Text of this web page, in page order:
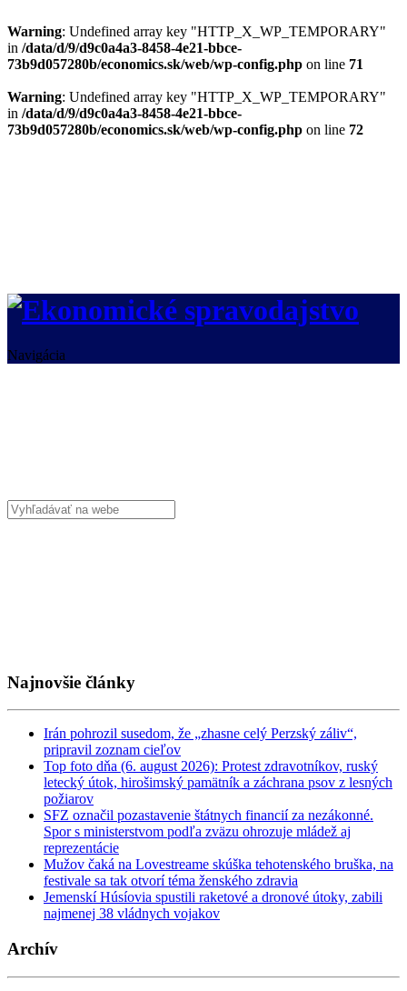
Warning: Undefined array key "HTTP_X_WP_TEMPORARY"
in /data/d/9/d9c0a4a3-8458-4e21-bbce-
73b9d057280b/economics.sk/web/wp-config.php on line 71
Warning: Undefined array key "HTTP_X_WP_TEMPORARY"
in /data/d/9/d9c0a4a3-8458-4e21-bbce-
73b9d057280b/economics.sk/web/wp-config.php on line 72
Navigácia
Najnovšie články
Irán pohrozil susedom, že „zhasne celý Perzský záliv“,
pripravil zoznam cieľov
Top foto dňa (6. august 2026): Protest zdravotníkov, ruský
letecký útok, hirošimský pamätník a záchrana psov z lesných
požiarov
SFZ označil pozastavenie štátnych financií za nezákonné.
Spor s ministerstvom podľa zväzu ohrozuje mládež aj
reprezentácie
Mužov čaká na Lovestreame skúška tehotenského bruška, na
festivale sa tak otvorí téma ženského zdravia
Jemenskí Húsíovia spustili raketové a dronové útoky, zabili
najmenej 38 vládnych vojakov
Archív